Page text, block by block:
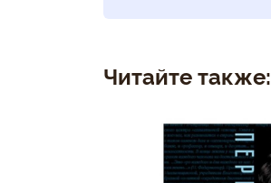
Читайте также: